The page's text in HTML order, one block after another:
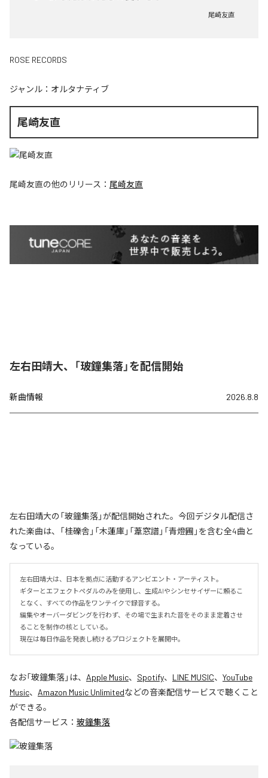
尾崎友直
ROSE RECORDS
ジャンル： オルタナティブ
尾崎友直
尾崎友直の他のリリース： 尾崎友直
左右田靖大、「玻鐘集落」を配信開始
新曲情報 2026.8.8
左右田靖大の「玻鐘集落」が配信開始された。今回デジタル配信さ
れた楽曲は、「桂礫舎」「木蓮庫」「葦窓譜」「青燈圃」を含む全4曲と
なっている。
左右田靖大は、日本を拠点に活動するアンビエント・アーティスト。
ギターとエフェクトペダルのみを使用し、生成AIやシンセサイザーに頼るこ
となく、すべての作品をワンテイクで録音する。
編集やオーバーダビングを行わず、その場で生まれた音をそのまま定着させ
ることを制作の核としている。
現在は毎日作品を発表し続けるプロジェクトを展開中。
なお「玻鐘集落」は、 Apple Music、 Spotify、 LINE MUSIC、 YouTube
Music、 Amazon Music Unlimitedなどの音楽配信サービスで聴くこと
ができる。
各配信サービス： 玻鐘集落